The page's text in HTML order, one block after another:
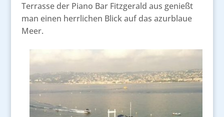
Terrasse der Piano Bar Fitzgerald aus genießt
man einen herrlichen Blick auf das azurblaue
Meer.